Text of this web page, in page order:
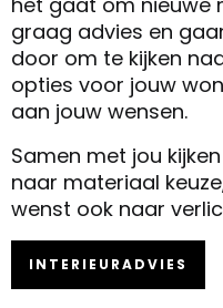
graag advies en
door om te kijken
opties voor jouw
aan jouw wensen.
Samen met jou
naar materiaal
wenst ook naar
INTERIEURADVIES